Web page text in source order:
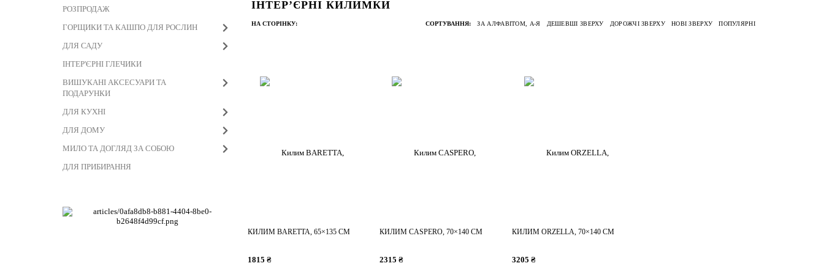
ІНТЕРʼЄРНІ КИЛИМКИ
НА СТОРІНКУ: СОРТУВАННЯ: ЗА АЛФАВІТОМ, А-Я ДЕШЕВШІ ЗВЕРХУ ДОРОЖЧІ ЗВЕРХУ НОВІ ЗВЕРХУ ПОПУЛЯРНІ
КИЛИМ BARETTA, 65×135 СМ
1815 ₴
КИЛИМ CASPERO, 70×140 СМ
2315 ₴
КИЛИМ ORZELLA, 70×140 СМ
3205 ₴
РОЗПРОДАЖ
ГОРЩИКИ ТА КАШПО ДЛЯ РОСЛИН
ДЛЯ САДУ
ІНТЕР'ЄРНІ ГЛЕЧИКИ
ВИШУКАНІ АКСЕСУАРИ ТА
ПОДАРУНКИ
ДЛЯ КУХНІ
ДЛЯ ДОМУ
МИЛО ТА ДОГЛЯД ЗА СОБОЮ
ДЛЯ ПРИБИРАННЯ